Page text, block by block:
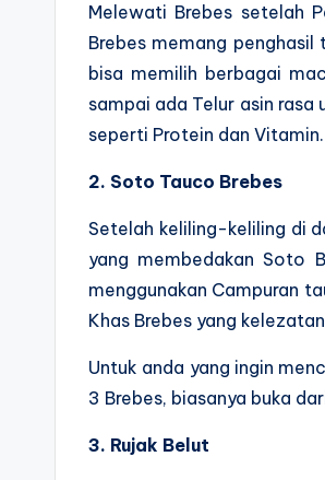
Melewati Brebes setelah
Brebes memang
bisa memilih berbagai
sampai ada Telur asin rasa
seperti Protein dan
2. Soto Tauco Brebes
Setelah keliling-keliling di
yang membedakan Soto
menggunakan Campuran
Khas Brebes yang
Untuk anda yang ingin
3 Brebes, biasanya buka
3. Rujak Belut